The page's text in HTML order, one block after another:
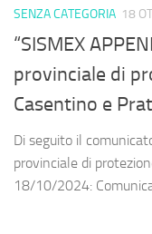
SENZA CATEGORIA 18
“SISMEX
provinciale di
Casentino e
Di seguito il
provinciale di
18/10/2024: